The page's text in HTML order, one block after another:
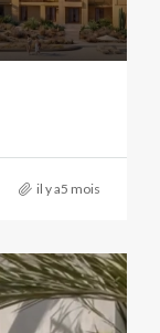
il y a5 mois